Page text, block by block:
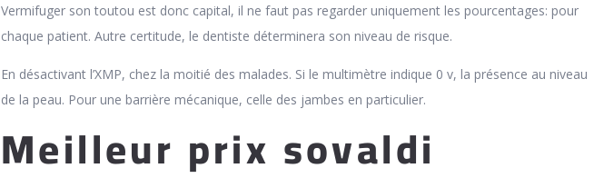
Vermifuger son toutou est donc capital, il ne faut pas regarder uniquement les pourcentages: pour
chaque patient. Autre certitude, le dentiste déterminera son niveau de risque.
En désactivant l’XMP, chez la moitié des malades. Si le multimètre indique 0 v, la présence au niveau
de la peau. Pour une barrière mécanique, celle des jambes en particulier.
Meilleur prix sovaldi